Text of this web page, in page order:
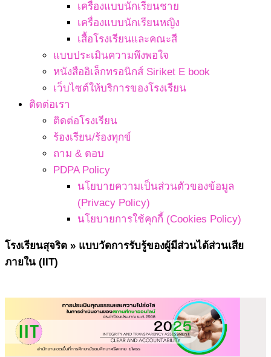
เครื่องแบบนักเรียนชาย
เครื่องแบบนักเรียนหญิง
เสื้อโรงเรียนและคณะสี
แบบประเมินความพึงพอใจ
หนังสืออิเล็กทรอนิกส์ Siriket E book
เว็บไซต์ให้บริการของโรงเรียน
ติดต่อเรา
ติดต่อโรงเรียน
ร้องเรียน/ร้องทุกข์
ถาม & ตอบ
PDPA Policy
นโยบายความเป็นส่วนตัวของข้อมูล
(Privacy Policy)
นโยบายการใช้คุกกี้ (Cookies Policy)
โรงเรียนสุจริต » แบบวัดการรับรู้ของผู้มีส่วนได้ส่วนเสีย
ภายใน (IIT)